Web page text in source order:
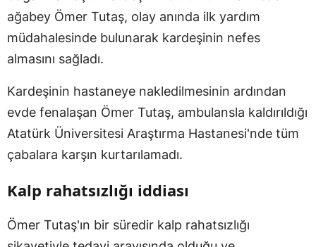
ağabey Ömer Tutaş, olay anında ilk yardım
müdahalesinde bulunarak kardeşinin nefes
almasını sağladı.
Kardeşinin hastaneye nakledilmesinin ardından
evde fenalaşan Ömer Tutaş, ambulansla kaldırıldığı
Atatürk Üniversitesi Araştırma Hastanesi'nde tüm
çabalara karşın kurtarılamadı.
Kalp rahatsızlığı iddiası
Ömer Tutaş'ın bir süredir kalp rahatsızlığı